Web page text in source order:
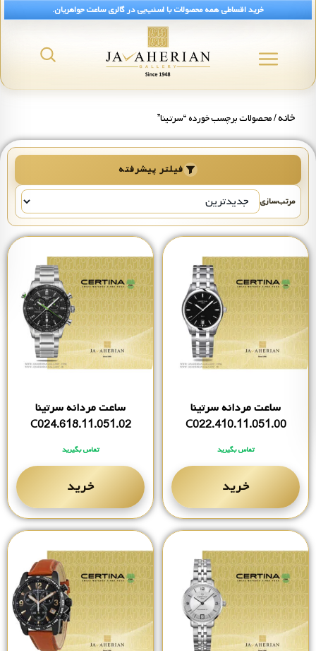
خرید اقساطی همه محصولات با اسنپ‌پی در گالری ساعت جواهریان.
خانه/ محصولات برچسب خورده “سرتینا”
فیلتر پیشرفته
مرتب‌سازی
ساعت مردانه سرتینا
C022.410.11.051.00
تماس بگیرید
خرید
ساعت مردانه سرتینا
C024.618.11.051.02
تماس بگیرید
خرید